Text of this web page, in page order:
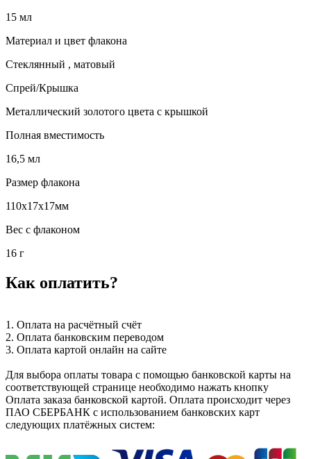
15 мл
Материал и цвет флакона
Стеклянный , матовый
Спрей/Крышка
Металлический золотого цвета с крышкой
Полная вместимость
16,5 мл
Размер флакона
110х17х17мм
Вес с флаконом
16 г
Как оплатить?
1. Оплата на расчётный счёт
2. Оплата банковским переводом
3. Оплата картой онлайн на сайте
Для выбора оплаты товара с помощью банковской карты на
соответствующей странице необходимо нажать кнопку
Оплата заказа банковской картой. Оплата происходит через
ПАО СБЕРБАНК с использованием банковских карт
следующих платёжных систем: